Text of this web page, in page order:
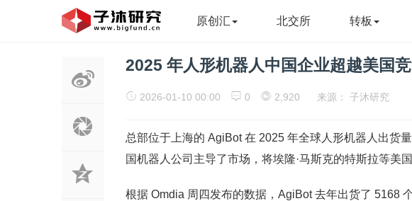
原创汇 北交所 转板
2025 年人形机器人中国企业超越美国
2026-01-10 00:00 0 2,920 来源： 子沐研究
总部位于上海的 AgiBot 在 2025 年全球人形机器人出货
国机器人公司主导了市场，将埃隆·马斯克的特斯拉等美
根据 Omdia 周四发布的数据，AgiBot 去年出货了 5168